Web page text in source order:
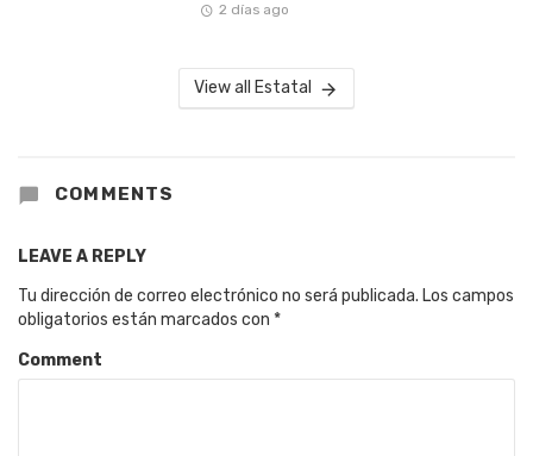
2 días ago
View all Estatal
COMMENTS
LEAVE A REPLY
Tu dirección de correo electrónico no será publicada. Los campos
obligatorios están marcados con *
Comment